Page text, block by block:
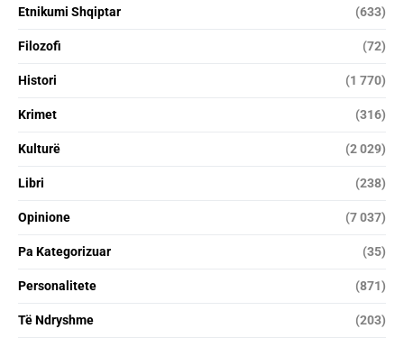
Etnikumi Shqiptar (633)
Filozofi (72)
Histori (1 770)
Krimet (316)
Kulturë (2 029)
Libri (238)
Opinione (7 037)
Pa Kategorizuar (35)
Personalitete (871)
Të Ndryshme (203)